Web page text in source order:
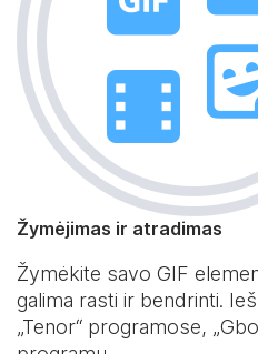
Žymėjimas ir atradimas
Žymėkite savo GIF
galima rasti ir bendrinti.
„Tenor“ programose,